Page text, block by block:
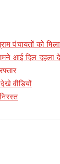
पंचायतों को
आई दिल दहला
वीडियों